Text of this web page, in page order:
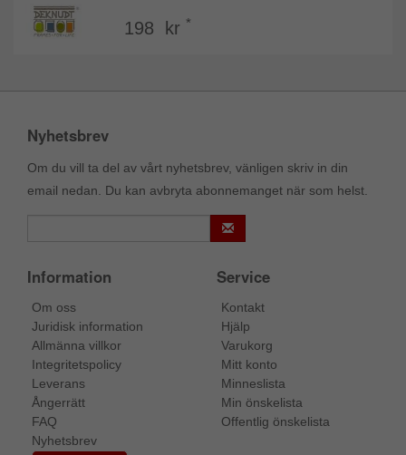
198 kr *
Nyhetsbrev
Om du vill ta del av vårt nyhetsbrev, vänligen skriv in din
email nedan. Du kan avbryta abonnemanget när som helst.
Information
Om oss
Juridisk information
Allmänna villkor
Integritetspolicy
Leverans
Ångerrätt
FAQ
Nyhetsbrev
Service
Kontakt
Hjälp
Varukorg
Mitt konto
Minneslista
Min önskelista
Offentlig önskelista